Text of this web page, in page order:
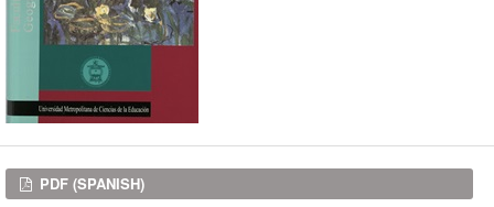
Downloads
PDF (SPANISH)